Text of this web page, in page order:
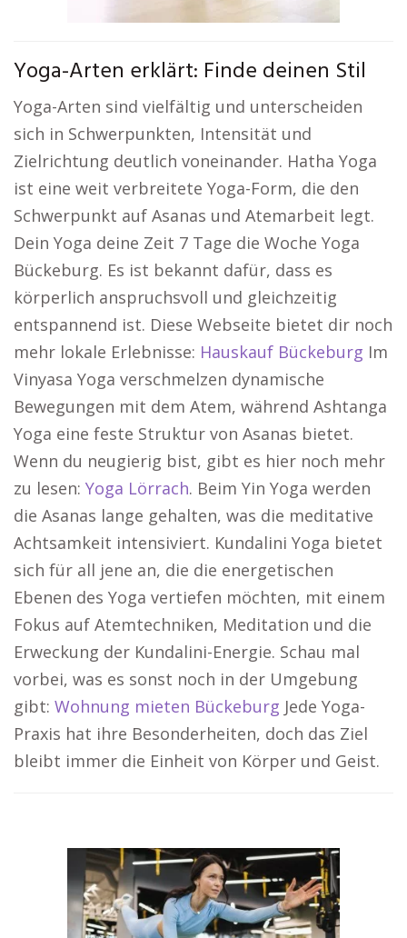
Yoga-Arten erklärt: Finde deinen Stil
Yoga-Arten sind vielfältig und unterscheiden
sich in Schwerpunkten, Intensität und
Zielrichtung deutlich voneinander. Hatha Yoga
ist eine weit verbreitete Yoga-Form, die den
Schwerpunkt auf Asanas und Atemarbeit legt.
Dein Yoga deine Zeit 7 Tage die Woche Yoga
Bückeburg. Es ist bekannt dafür, dass es
körperlich anspruchsvoll und gleichzeitig
entspannend ist. Diese Webseite bietet dir noch
mehr lokale Erlebnisse: Hauskauf Bückeburg Im
Vinyasa Yoga verschmelzen dynamische
Bewegungen mit dem Atem, während Ashtanga
Yoga eine feste Struktur von Asanas bietet.
Wenn du neugierig bist, gibt es hier noch mehr
zu lesen: Yoga Lörrach. Beim Yin Yoga werden
die Asanas lange gehalten, was die meditative
Achtsamkeit intensiviert. Kundalini Yoga bietet
sich für all jene an, die die energetischen
Ebenen des Yoga vertiefen möchten, mit einem
Fokus auf Atemtechniken, Meditation und die
Erweckung der Kundalini-Energie. Schau mal
vorbei, was es sonst noch in der Umgebung
gibt: Wohnung mieten Bückeburg Jede Yoga-
Praxis hat ihre Besonderheiten, doch das Ziel
bleibt immer die Einheit von Körper und Geist.